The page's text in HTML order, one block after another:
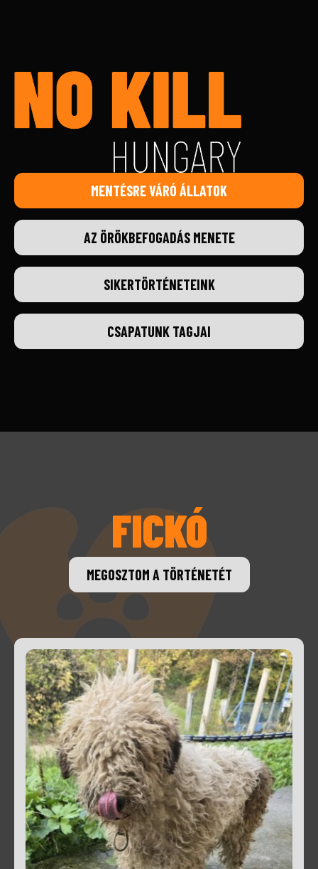
MENTÉSRE VÁRÓ ÁLLATOK
AZ ÖRÖKBEFOGADÁS MENETE
SIKERTÖRTÉNETEINK
CSAPATUNK TAGJAI
MEGOSZTOM A TÖRTÉNETÉT
FICKÓ